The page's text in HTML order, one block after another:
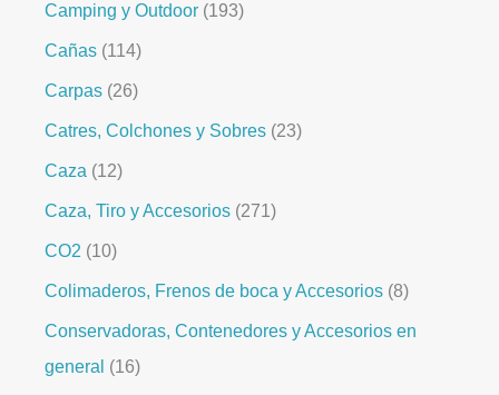
Camping y Outdoor 193
Cañas 114
Carpas 26
Catres, Colchones y Sobres 23
Caza 12
Caza, Tiro y Accesorios 271
CO2 10
Colimaderos, Frenos de boca y Accesorios 8
Conservadoras, Contenedores y Accesorios en
general
16